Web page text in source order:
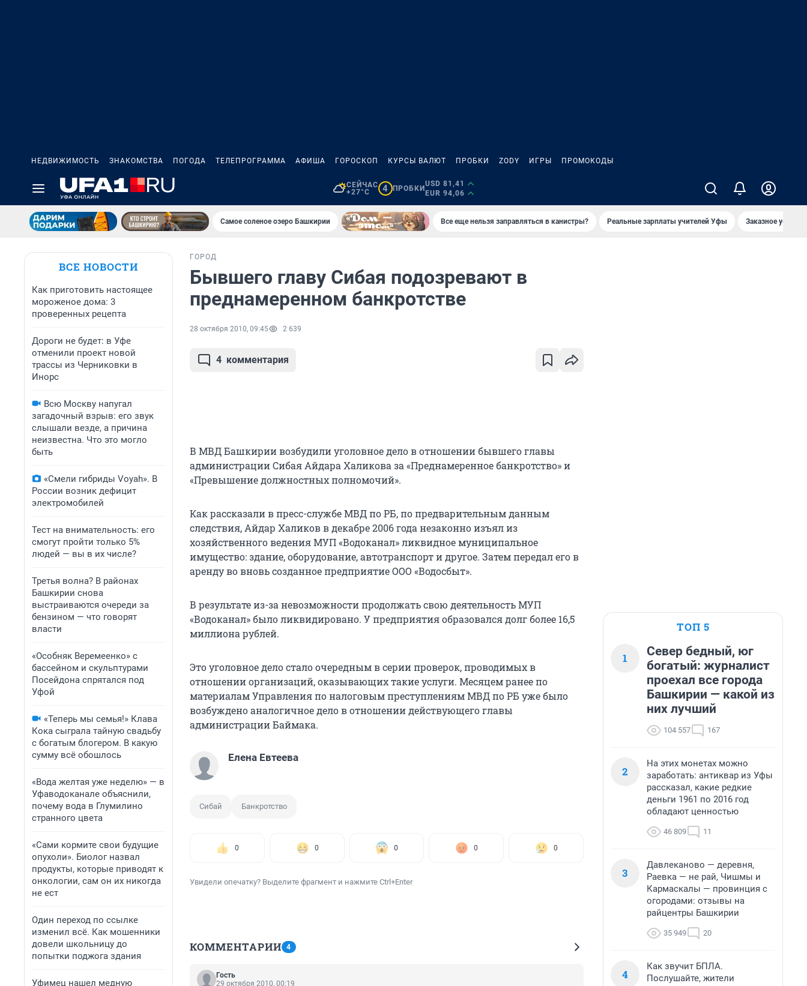
НЕДВИЖИМОСТЬ ЗНАКОМСТВА ПОГОДА ТЕЛЕПРОГРАММА АФИША ГОРОСКОП КУРСЫ ВАЛЮТ ПРОБКИ ZODY ИГРЫ ПРОМОКОДЫ
СЕЙЧАС
+27°C
4 ПРОБКИ
USD 81,41
EUR 94,06
Самое соленое озеро Башкирии Все еще нельзя заправляться в канистры? Реальные зарплаты учителей Уфы Заказное
ВСЕ НОВОСТИ
Как приготовить настоящее
мороженое дома: 3
проверенных рецепта
Дороги не будет: в Уфе
отменили проект новой
трассы из Черниковки в
Инорс
Всю Москву напугал
загадочный взрыв: его звук
слышали везде, а причина
неизвестна. Что это могло
быть
«Смели гибриды Voyah». В
России возник дефицит
электромобилей
Тест на внимательность: его
смогут пройти только 5%
людей — вы в их числе?
Третья волна? В районах
Башкирии снова
выстраиваются очереди за
бензином — что говорят
власти
«Особняк Веремеенко» с
бассейном и скульптурами
Посейдона спрятался под
Уфой
«Теперь мы семья!» Клава
Кока сыграла тайную свадьбу
с богатым блогером. В какую
сумму всё обошлось
«Вода желтая уже неделю» — в
Уфаводоканале объяснили,
почему вода в Глумилино
странного цвета
«Сами кормите свои будущие
опухоли». Биолог назвал
продукты, которые приводят к
онкологии, сам он их никогда
не ест
Один переход по ссылке
изменил всё. Как мошенники
довели школьницу до
попытки поджога здания
Уфимец нашел медную
ГОРОД
Бывшего главу Сибая подозревают в
преднамеренном банкротстве
28 октября 2010, 09:45 2 639
4 комментария
В МВД Башкирии возбудили уголовное дело в отношении бывшего главы
администрации Сибая Айдара Халикова за «Преднамеренное банкротство» и
«Превышение должностных полномочий».
Как рассказали в пресс-службе МВД по РБ, по предварительным данным
следствия, Айдар Халиков в декабре 2006 года незаконно изъял из
хозяйственного ведения МУП «Водоканал» ликвидное муниципальное
имущество: здание, оборудование, автотранспорт и другое. Затем передал его в
аренду во вновь созданное предприятие ООО «Водосбыт».
В результате из-за невозможности продолжать свою деятельность МУП
«Водоканал» было ликвидировано. У предприятия образовался долг более 16,5
миллиона рублей.
Это уголовное дело стало очередным в серии проверок, проводимых в
отношении организаций, оказывающих такие услуги. Месяцем ранее по
материалам Управления по налоговым преступлениям МВД по РБ уже было
возбуждено аналогичное дело в отношении действующего главы
администрации Баймака.
Елена Евтеева
Сибай Банкротство
0 0 0 0 0
Увидели опечатку? Выделите фрагмент и нажмите Ctrl+Enter
КОММЕНТАРИИ 4
Гость
29 октября 2010, 00:19
ТОП 5
1
Север бедный, юг
богатый: журналист
проехал все города
Башкирии — какой из
них лучший
104 557 167
2
На этих монетах можно
заработать: антиквар из Уфы
рассказал, какие редкие
деньги 1961 по 2016 год
обладают ценностью
46 809 11
3
Давлеканово — деревня,
Раевка — не рай, Чишмы и
Кармаскалы — провинция с
огородами: отзывы на
райцентры Башкирии
35 949 20
4
Как звучит БПЛА.
Послушайте, жители